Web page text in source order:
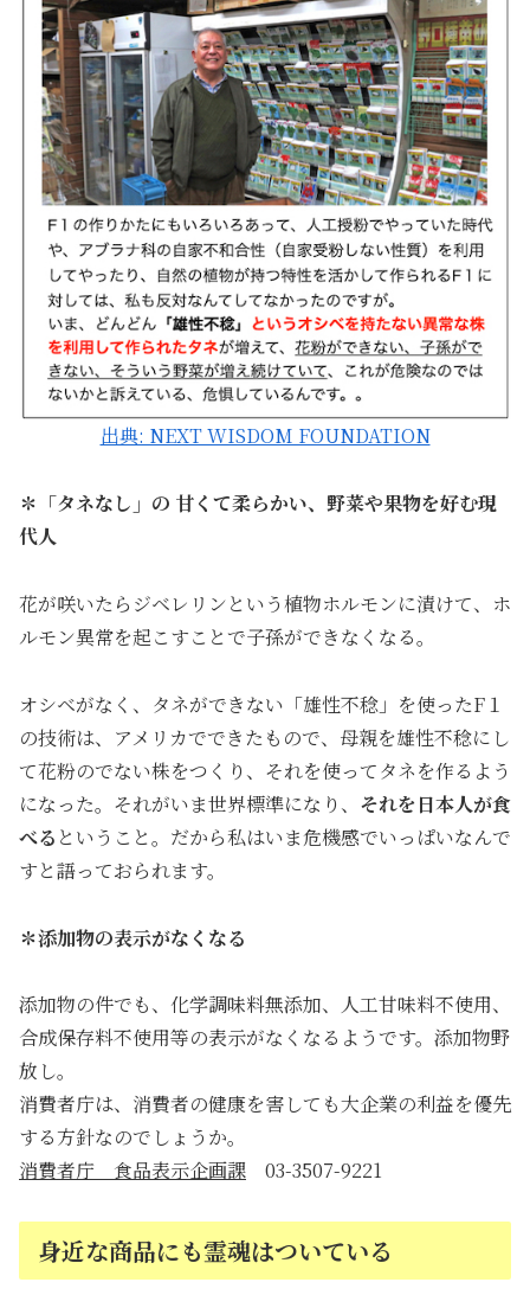
出典: NEXT WISDOM FOUNDATION
✽「タネなし」 の 甘くて柔らかい、 野菜や果物を好む現
代人
花が咲いたらジベレリンという植物ホルモンに漬けて、ホ
ルモン異常を起こすことで子孫ができなくなる。
オシベがなく、タネができない「雄性不稔」を使ったF１
の技術は、アメリカでできたもので、母親を雄性不稔にし
て花粉のでない株をつくり、それを使ってタネを作るよう
になった。それがいま世界標準になり、 それを日本人が食
べる ということ。だから私はいま危機感でいっぱいなんで
すと語っておられます。
✽添加物の表示がなくなる
添加物の件でも、化学調味料無添加、人工甘味料不使用、
合成保存料不使用等の表示がなくなるようです。添加物野
放し。
消費者庁は、消費者の健康を害しても大企業の利益を優先
する方針なのでしょうか。
消費者庁 食品表示企画課 03-3507-9221
身近な商品にも霊魂はついている